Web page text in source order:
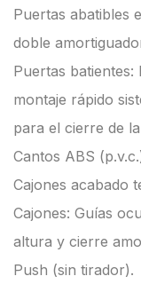
Puertas abatibles
doble
Puertas batientes:
montaje rápido
para el cierre de
Cantos ABS
Cajones acabado
Cajones: Guías
altura y cierre
Push (sin tirador).